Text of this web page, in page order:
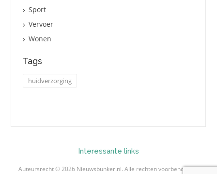
Sport
Vervoer
Wonen
Tags
huidverzorging
Interessante links
Auteursrecht © 2026 Nieuwsbunker.nl. Alle rechten voorbehouden.